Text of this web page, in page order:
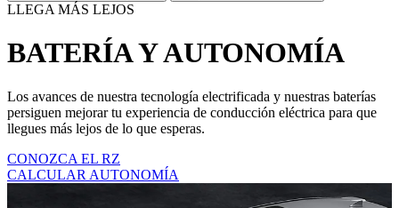
LLEGA MÁS LEJOS
BATERÍA Y AUTONOMÍA
Los avances de nuestra tecnología electrificada y nuestras baterías
persiguen mejorar tu experiencia de conducción eléctrica para que
llegues más lejos de lo que esperas.
CONOZCA EL RZ
CALCULAR AUTONOMÍA